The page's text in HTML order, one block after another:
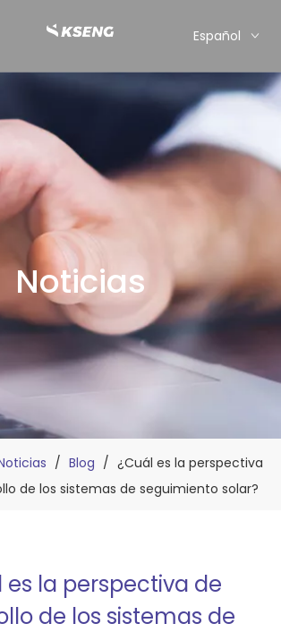
Español
Français
Deutsch
Italiano
Nederlands
Noticias
/ Blog / ¿Cuál es la perspectiva
de los sistemas de seguimiento solar?
es la perspectiva de
de los sistemas de